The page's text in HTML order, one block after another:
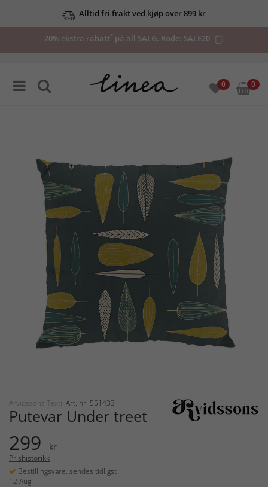
Alltid fri frakt ved kjøp over 899 kr
20% ekstra rabatt* på all SALG. Kode: SALE20
0 0
Arvidssons Textil Art. nr: 551433
Putevar Under treet
299 kr
Prishistorikk
Bestillingsvare, sendes tidligst
12 Aug